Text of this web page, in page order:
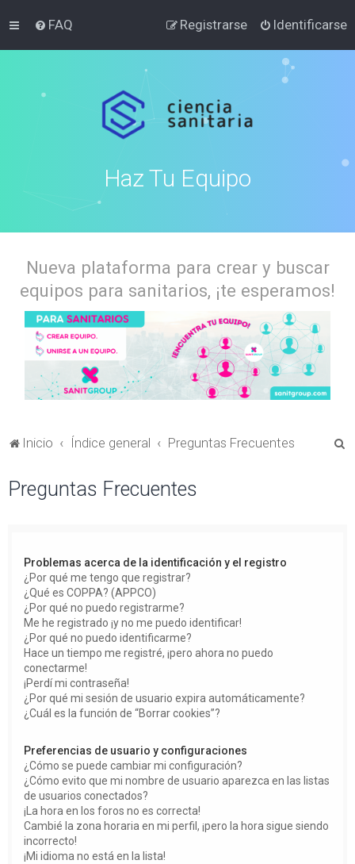
FAQ Identificarse
Registrarse
Haz Tu Equipo
Nueva plataforma para crear y buscar
equipos para sanitarios, ¡te esperamos!
Inicio Índice general Preguntas Frecuentes
Preguntas Frecuentes
Problemas acerca de la identificación y el registro
¿Por qué me tengo que registrar?
¿Qué es COPPA? (APPCO)
¿Por qué no puedo registrarme?
Me he registrado ¡y no me puedo identificar!
¿Por qué no puedo identificarme?
Hace un tiempo me registré, ¡pero ahora no puedo
conectarme!
¡Perdí mi contraseña!
¿Por qué mi sesión de usuario expira automáticamente?
¿Cuál es la función de “Borrar cookies”?
Preferencias de usuario y configuraciones
¿Cómo se puede cambiar mi configuración?
¿Cómo evito que mi nombre de usuario aparezca en las listas
de usuarios conectados?
¡La hora en los foros no es correcta!
Cambié la zona horaria en mi perfil, ¡pero la hora sigue siendo
incorrecto!
¡Mi idioma no está en la lista!